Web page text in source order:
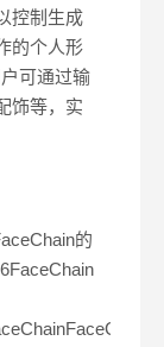
控制生成
的个人形
可通过输
饰等，实
的